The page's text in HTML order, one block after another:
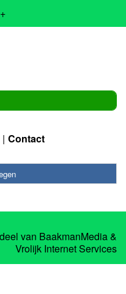
Contact
van BaakmanMedia&
Vrolijk Internet Services